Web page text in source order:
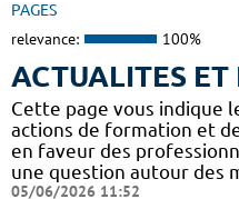
PAGES
relevance: 100%
ACTUALITES
Cette page vous indique
actions de formation et
en faveur des
une question autour des
05/06/2026 11:52